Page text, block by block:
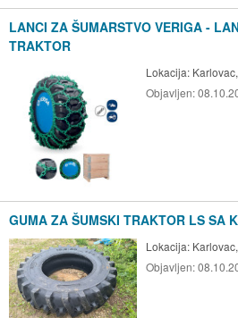
LANCI ZA ŠUMARSTVO VERIGA -
TRAKTOR
Lokacija:
Objavljen:
GUMA ZA ŠUMSKI TRAKTOR LS SA
Lokacija:
Objavljen: